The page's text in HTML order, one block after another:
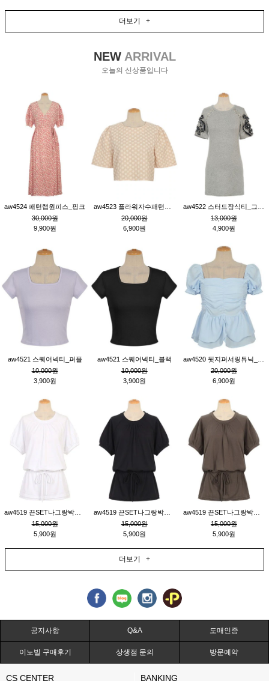
더보기 +
NEWARRIVAL
오늘의 신상품입니다
aw4524 패턴랩원피스_핑크
30,000원
9,900원
20,000원
6,900원
13,000원
4,900원
aw4521 스퀘어넥티_퍼플
10,000원
3,900원
aw4521 스퀘어넥티_블랙
10,000원
3,900원
20,000원
6,900원
15,000원
5,900원
15,000원
5,900원
15,000원
5,900원
더보기 +
공지사항 Q&A 도매인증
이노빌 구매후기 상생점 문의 방문예약
CS CENTER BANKING